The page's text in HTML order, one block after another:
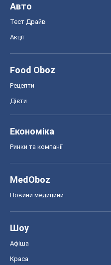
Авто
Тест Драйв
Акції
Food Oboz
Рецепти
Дієти
Економіка
Ринки та компанії
MedOboz
Новини медицини
Шоу
Афіша
Краса